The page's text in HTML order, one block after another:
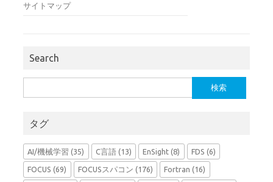
サイトマップ
Search
索:
タグ
AI/機械学習 (35) C言語(13) EnSight (8) FDS (6)
FOCUS (69) FOCUSスパコン (176) Fortran (16)